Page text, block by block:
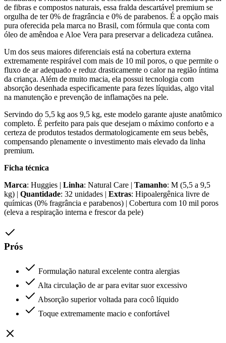
de fibras e compostos naturais, essa fralda descartável premium se
orgulha de ter 0% de fragrância e 0% de parabenos. É a opção mais
pura oferecida pela marca no Brasil, com fórmula que conta com
óleo de amêndoa e Aloe Vera para preservar a delicadeza cutânea.
Um dos seus maiores diferenciais está na cobertura externa
extremamente respirável com mais de 10 mil poros, o que permite o
fluxo de ar adequado e reduz drasticamente o calor na região íntima
da criança. Além de muito macia, ela possui tecnologia com
absorção desenhada especificamente para fezes líquidas, algo vital
na manutenção e prevenção de inflamações na pele.
Servindo do 5,5 kg aos 9,5 kg, este modelo garante ajuste anatômico
completo. É perfeito para pais que desejam o máximo conforto e a
certeza de produtos testados dermatologicamente em seus bebês,
compensando plenamente o investimento mais elevado da linha
premium.
Ficha técnica
Marca: Huggies | Linha: Natural Care | Tamanho: M (5,5 a 9,5
kg) | Quantidade: 32 unidades | Extras: Hipoalergênica livre de
químicas (0% fragrância e parabenos) | Cobertura com 10 mil poros
(eleva a respiração interna e frescor da pele)
Prós
Formulação natural excelente contra alergias
Alta circulação de ar para evitar suor excessivo
Absorção superior voltada para cocô líquido
Toque extremamente macio e confortável